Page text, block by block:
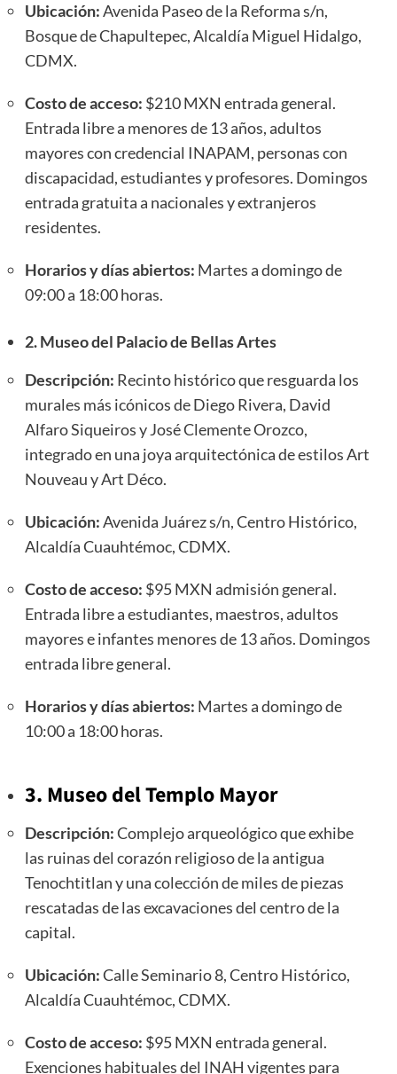
Ubicación:Avenida Paseo de la Reforma s/n,
Bosque de Chapultepec, Alcaldía Miguel Hidalgo,
CDMX.
Costo de acceso: $210 MXN entrada general.
Entrada libre a menores de 13 años, adultos
mayores con credencial INAPAM, personas con
discapacidad, estudiantes y profesores. Domingos
entrada gratuita a nacionales y extranjeros
residentes.
Horarios y días abiertos: Martes a domingo de
09:00 a 18:00 horas.
2. Museo del Palacio de Bellas Artes
Descripción: Recinto histórico que resguarda los
murales más icónicos de Diego Rivera, David
Alfaro Siqueiros y José Clemente Orozco,
integrado en una joya arquitectónica de estilos Art
Nouveau y Art Déco.
Ubicación:Avenida Juárez s/n, Centro Histórico,
Alcaldía Cuauhtémoc, CDMX.
Costo de acceso: $95 MXN admisión general.
Entrada libre a estudiantes, maestros, adultos
mayores e infantes menores de 13 años. Domingos
entrada libre general.
Horarios y días abiertos: Martes a domingo de
10:00 a 18:00 horas.
3. Museo del Templo Mayor
Descripción:Complejo arqueológico que exhibe
las ruinas del corazón religioso de la antigua
Tenochtitlan y una colección de miles de piezas
rescatadas de las excavaciones del centro de la
capital.
Ubicación:Calle Seminario 8, Centro Histórico,
Alcaldía Cuauhtémoc, CDMX.
Costo de acceso: $95 MXN entrada general.
Exenciones habituales del INAH vigentes para